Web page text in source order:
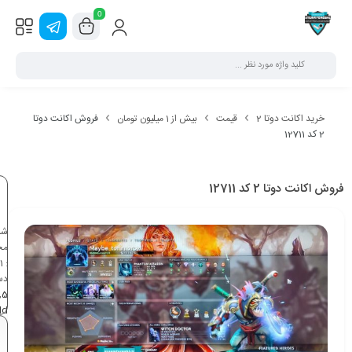
0
خرید اکانت دوتا 2 قیمت بیش از 1 میلیون تومان
فروش اکانت دوتا
2 کد 12711
فروش اکانت دوتا 2 کد 12711
:
5
,